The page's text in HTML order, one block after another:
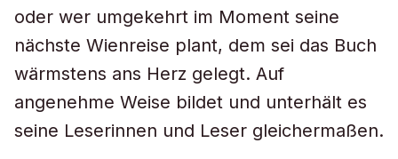
oder wer umgekehrt im Moment seine
nächste Wienreise plant, dem sei das Buch
wärmstens ans Herz gelegt. Auf
angenehme Weise bildet und unterhält es
seine Leserinnen und Leser gleichermaßen.